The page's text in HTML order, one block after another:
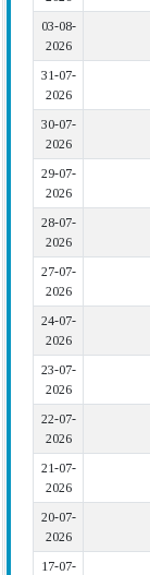
03-08-
2026
31-07-
2026
30-07-
2026
29-07-
2026
28-07-
2026
27-07-
2026
24-07-
2026
23-07-
2026
22-07-
2026
21-07-
2026
20-07-
2026
17-07-